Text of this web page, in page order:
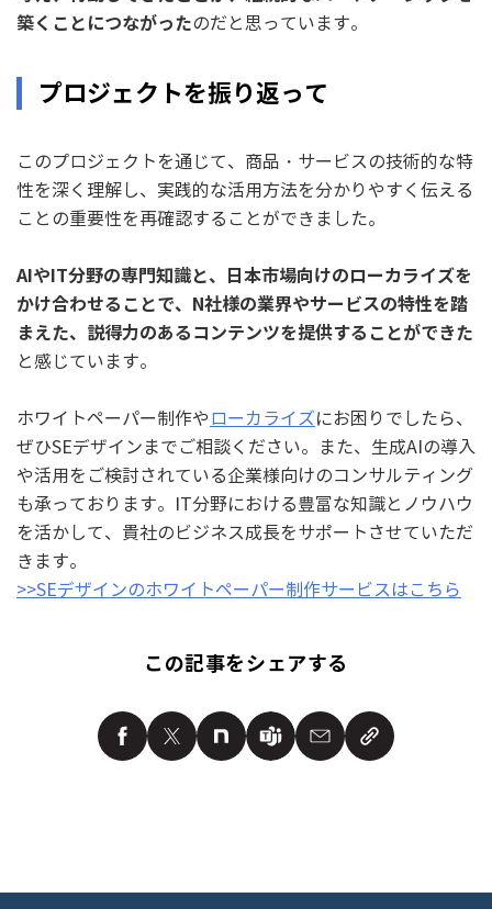
築くことにつながったのだと思っています。
プロジェクトを振り返って
このプロジェクトを通じて、商品・サービスの技術的な特
性を深く理解し、実践的な活用方法を分かりやすく伝える
ことの重要性を再確認することができました。
AIやIT分野の専門知識と、日本市場向けのローカライズを
かけ合わせることで、N社様の業界やサービスの特性を踏
まえた、説得力のあるコンテンツを提供することができた
と感じています。
ホワイトペーパー制作や ローカライズにお困りでしたら、
ぜひSEデザインまでご相談ください。また、生成AIの導入
や活用をご検討されている企業様向けのコンサルティング
も承っております。IT分野における豊富な知識とノウハウ
を活かして、貴社のビジネス成長をサポートさせていただ
きます。
>>SEデザインのホワイトペーパー制作サービスはこちら
この記事をシェアする